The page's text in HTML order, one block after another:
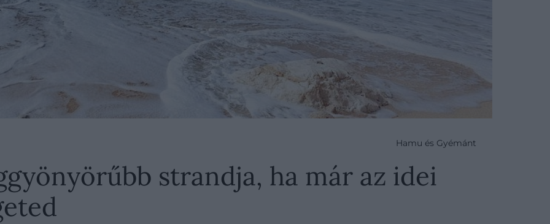
Hamu és Gyémánt
strandja, ha már az idei